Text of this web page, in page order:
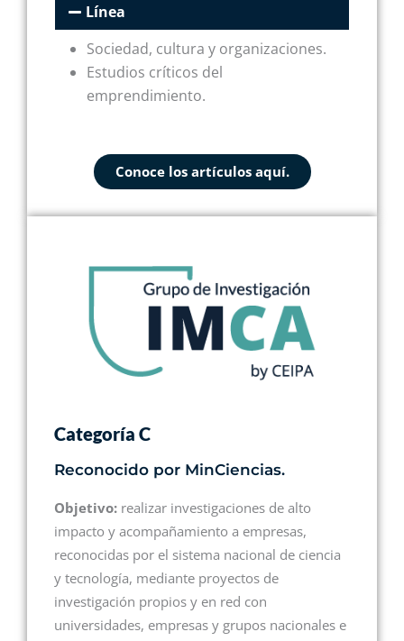
Línea
Sociedad, cultura y organizaciones.
Estudios críticos del
emprendimiento.
Conoce los artículos aquí.
Categoría C
Reconocido por MinCiencias.
Objetivo: realizar investigaciones de alto
impacto y acompañamiento a empresas,
reconocidas por el sistema nacional de ciencia
y tecnología, mediante proyectos de
investigación propios y en red con
universidades, empresas y grupos nacionales e